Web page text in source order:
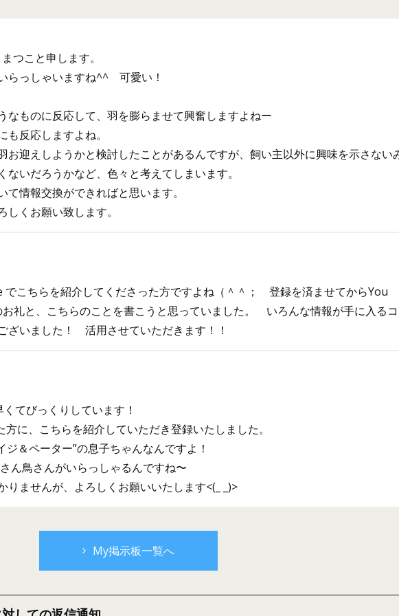
つこと申します。
らっしゃいますね^^ 可愛い！
なものに反応して、羽を膨らませて興奮しますよねー
反応しますよね。
お迎えしようかと検討したことがあるんですが、飼い主以外に興味を示さない
いだろうかなど、色々と考えてしまいます。
情報交換ができればと思います。
くお願い致します。
こちらを紹介してくださった方ですよね（＾＾； 登録を済ませてからYou
礼と、こちらのことを書こうと思っていました。 いろんな情報が手に入る
ざいました！ 活用させていただきます！！
てびっくりしています！
に、こちらを紹介していただき登録いたしました。
＆ペーター”の息子ちゃんなんですよ！
ん鳥さんがいらっしゃるんですね〜
りませんが、よろしくお願いいたします<(_ _)>
My掲示板一覧へ